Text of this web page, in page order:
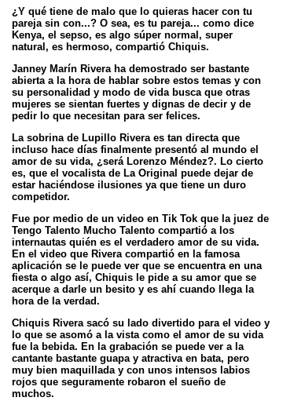
¿Y qué tiene de malo que lo quieras hacer con tu
pareja sin con...? O sea, es tu pareja... como dice
Kenya, el sepso, es algo súper normal, super
natural, es hermoso, compartió Chiquis.
Janney Marín Rivera ha demostrado ser bastante
abierta a la hora de hablar sobre estos temas y con
su personalidad y modo de vida busca que otras
mujeres se sientan fuertes y dignas de decir y de
pedir lo que necesitan para ser felices.
La sobrina de Lupillo Rivera es tan directa que
incluso hace días finalmente presentó al mundo el
amor de su vida, ¿será Lorenzo Méndez?. Lo cierto
es, que el vocalista de La Original puede dejar de
estar haciéndose ilusiones ya que tiene un duro
competidor.
Fue por medio de un video en Tik Tok que la juez de
Tengo Talento Mucho Talento compartió a los
internautas quién es el verdadero amor de su vida.
En el video que Rivera compartió en la famosa
aplicación se le puede ver que se encuentra en una
fiesta o algo así, Chiquis le pide a su amor que se
acerque a darle un besito y es ahí cuando llega la
hora de la verdad.
Chiquis Rivera sacó su lado divertido para el video y
lo que se asomó a la vista como el amor de su vida
fue la bebida. En la grabación se puede ver a la
cantante bastante guapa y atractiva en bata, pero
muy bien maquillada y con unos intensos labios
rojos que seguramente robaron el sueño de
muchos.